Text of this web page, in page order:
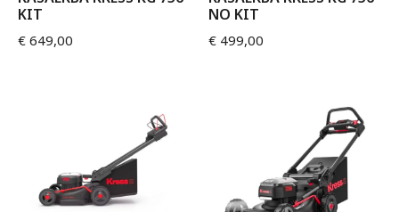
KIT
€ 649,00
NO KIT
€ 499,00